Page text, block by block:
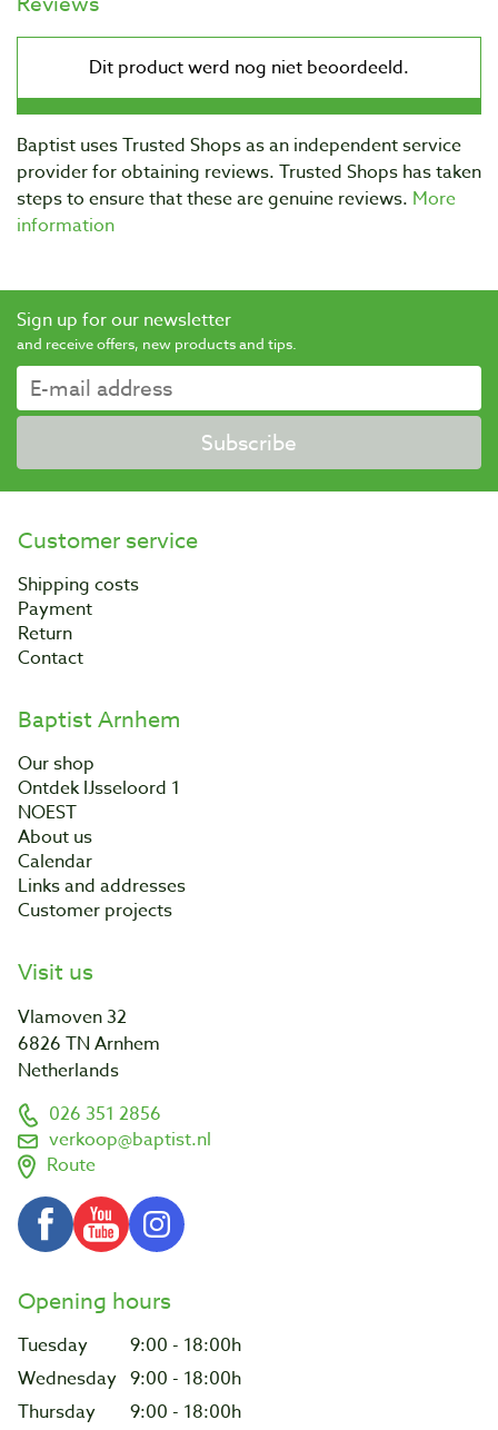
Baptist uses Trusted Shops as an independent service
provider for obtaining reviews. Trusted Shops has taken
steps to ensure that these are genuine reviews. More
information
Sign up for our newsletter
and receive offers, new products and tips.
Subscribe
Customer service
Shipping costs
Payment
Return
Contact
Baptist Arnhem
Our shop
Ontdek IJsseloord 1
NOEST
About us
Calendar
Links and addresses
Customer projects
Visit us
Vlamoven 32
6826 TN Arnhem
Netherlands
026 351 2856
verkoop@baptist.nl
Route
Opening hours
Tuesday
9:00 - 18:00h
Wednesday 9:00 - 18:00h
Thursday
9:00 - 18:00h